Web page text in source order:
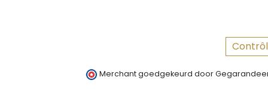
Merchant goedgekeurd door